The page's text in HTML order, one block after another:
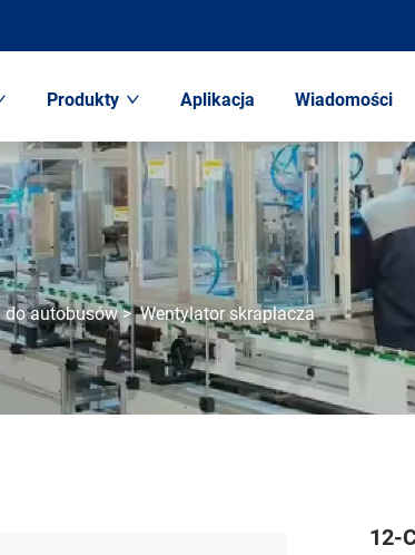
Produkty Aplikacja Wiadomości
do autobusów>Wentylator skraplacza
12-